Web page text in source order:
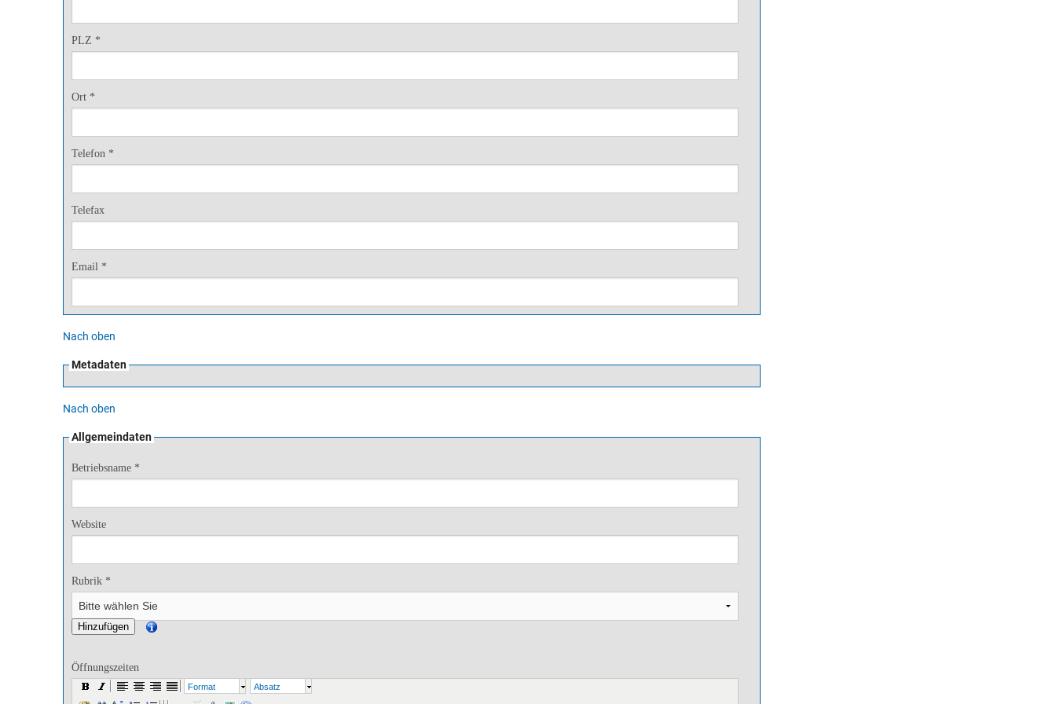
PLZ *
Ort *
Telefon *
Telefax
Email *
Nach oben
Metadaten
Nach oben
Allgemeindaten
Betriebsname *
Website
Rubrik *
Öffnungszeiten
Format Absatz